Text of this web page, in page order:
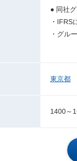
● 同社
・IFRS
・グル
東京都
1400～